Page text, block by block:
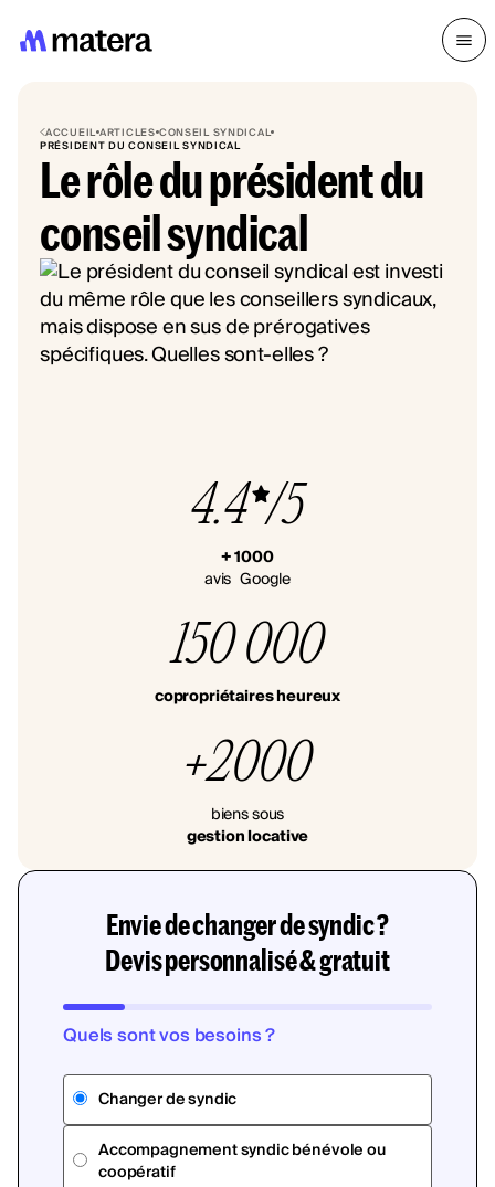
ACCUEILARTICLES CONSEIL SYNDICAL
PRÉSIDENT DU CONSEIL SYNDICAL
Le rôle du président du
conseil syndical
4.4 /5
+ 1000
avis Google
150 000
copropriétaires heureux
+2000
biens sous
gestion locative
Envie de changer de syndic ?
Devis personnalisé & gratuit
Quels sont vos besoins ?
Changer de syndic
Accompagnement syndic bénévole ou
coopératif